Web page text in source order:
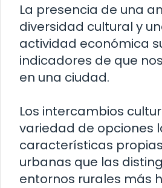
La presencia de una
diversidad cultural y
actividad económica
indicadores de que
en una ciudad.
Los intercambios
variedad de opciones
características
urbanas que las
entornos rurales más